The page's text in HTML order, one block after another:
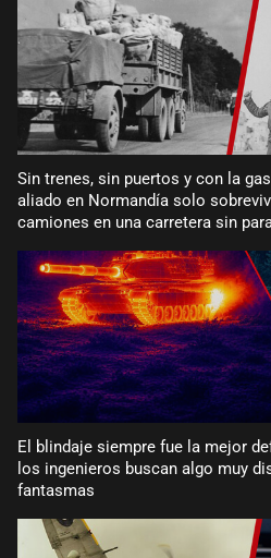
Sin trenes, sin puertos y con la
aliado en Normandía solo
camiones en una carretera sin
El blindaje siempre fue la mejor
los ingenieros buscan algo muy
fantasmas